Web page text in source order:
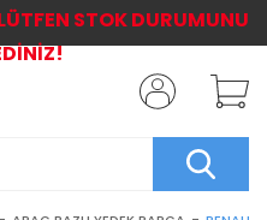
STOK DURUMUNU